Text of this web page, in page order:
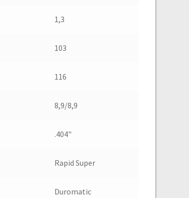
1,3
103
116
8,9/8,9
.404"
Rapid Super
Duromatic